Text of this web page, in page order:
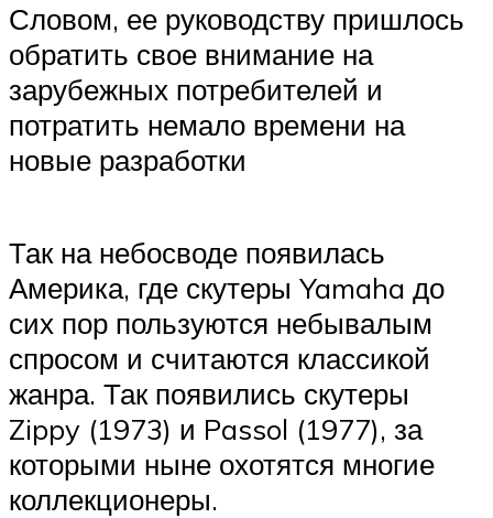
Словом, ее руководству пришлось
обратить свое внимание на
зарубежных потребителей и
потратить немало времени на
новые разработки
Так на небосводе появилась
Америка, где скутеры Yamaha до
сих пор пользуются небывалым
спросом и считаются классикой
жанра. Так появились скутеры
Zippy (1973) и Passol (1977), за
которыми ныне охотятся многие
коллекционеры.